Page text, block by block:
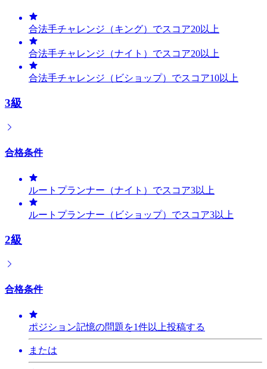
合法手チャレンジ（キング）でスコア20以上
合法手チャレンジ（ナイト）でスコア20以上
合法手チャレンジ（ビショップ）でスコア10以上
3級
合格条件
ルートプランナー（ナイト）でスコア3以上
ルートプランナー（ビショップ）でスコア3以上
2級
合格条件
ポジション記憶の問題を1件以上投稿する
または